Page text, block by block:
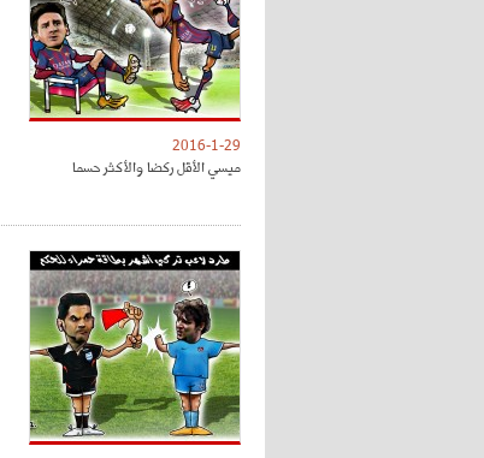
2016-1-29
ميسي الأقل ركضا والأكثر حسما